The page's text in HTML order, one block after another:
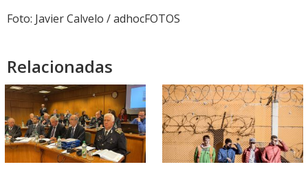
Foto: Javier Calvelo / adhocFOTOS
Relacionadas